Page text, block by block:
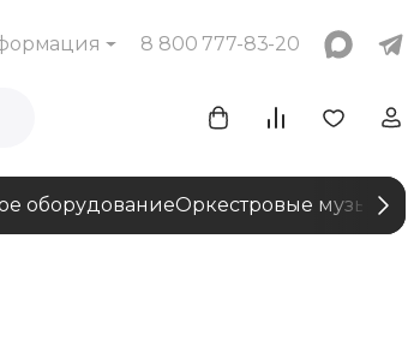
8 800 777-83-20
оборудованиеОркестровые